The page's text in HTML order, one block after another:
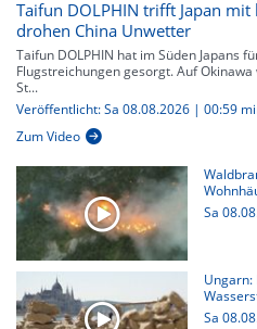
Taifun DOLPHIN trifft Japan
drohen China Unwetter
Taifun DOLPHIN hat im Süden Japans
Flugstreichungen gesorgt. Auf
St...
Veröffentlicht: Sa 08.08.2026 | 00:59
Zum Video
Sa
Ungarn:
Sa